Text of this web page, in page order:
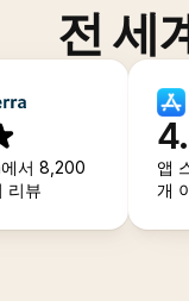
전 세
서 8,200
리뷰
앱
개